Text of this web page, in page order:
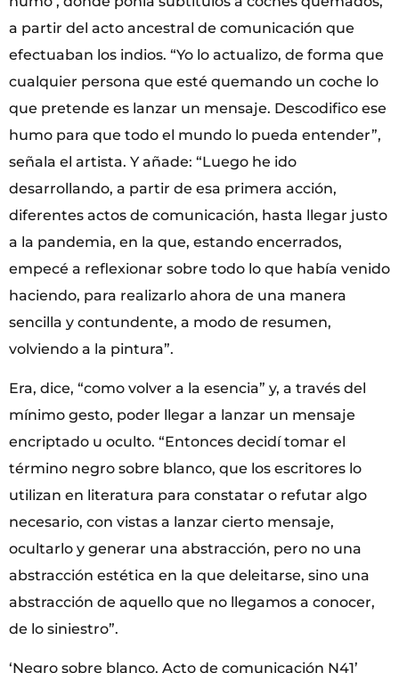
a partir del acto ancestral de comunicación que
efectuaban los indios. “Yo lo actualizo, de forma que
cualquier persona que esté quemando un coche lo
que pretende es lanzar un mensaje. Descodifico ese
humo para que todo el mundo lo pueda entender”,
señala el artista. Y añade: “Luego he ido
desarrollando, a partir de esa primera acción,
diferentes actos de comunicación, hasta llegar justo
a la pandemia, en la que, estando encerrados,
empecé a reflexionar sobre todo lo que había venido
haciendo, para realizarlo ahora de una manera
sencilla y contundente, a modo de resumen,
volviendo a la pintura”.
Era, dice, “como volver a la esencia” y, a través del
mínimo gesto, poder llegar a lanzar un mensaje
encriptado u oculto. “Entonces decidí tomar el
término negro sobre blanco, que los escritores lo
utilizan en literatura para constatar o refutar algo
necesario, con vistas a lanzar cierto mensaje,
ocultarlo y generar una abstracción, pero no una
abstracción estética en la que deleitarse, sino una
abstracción de aquello que no llegamos a conocer,
de lo siniestro”.
‘Negro sobre blanco. Acto de comunicación N41’